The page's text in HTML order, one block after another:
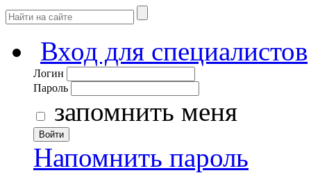
Вход для специалистов
Логин
Пароль
запомнить меня
Войти
Напомнить пароль